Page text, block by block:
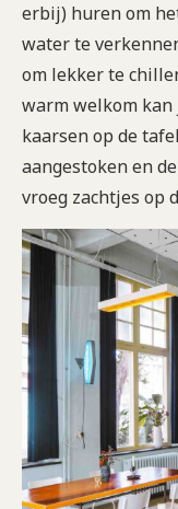
erbij) huren om
water te
om lekker te
warm welkom
kaarsen op de
aangestoken en
vroeg zachtjes op